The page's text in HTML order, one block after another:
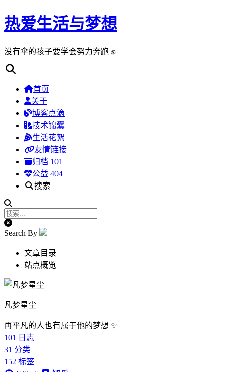
热爱生活与梦想
没有伞的孩子要学会努力奔跑 ✊
首页
关于
博客点滴
技术锦囊
生活花絮
友情链接
归档 101
公益 404
搜索
Search By
文章目录
站点概览
凡梦星尘
再平凡的人也有属于他的梦想 ✨
101
日志
31 分类
152 标签